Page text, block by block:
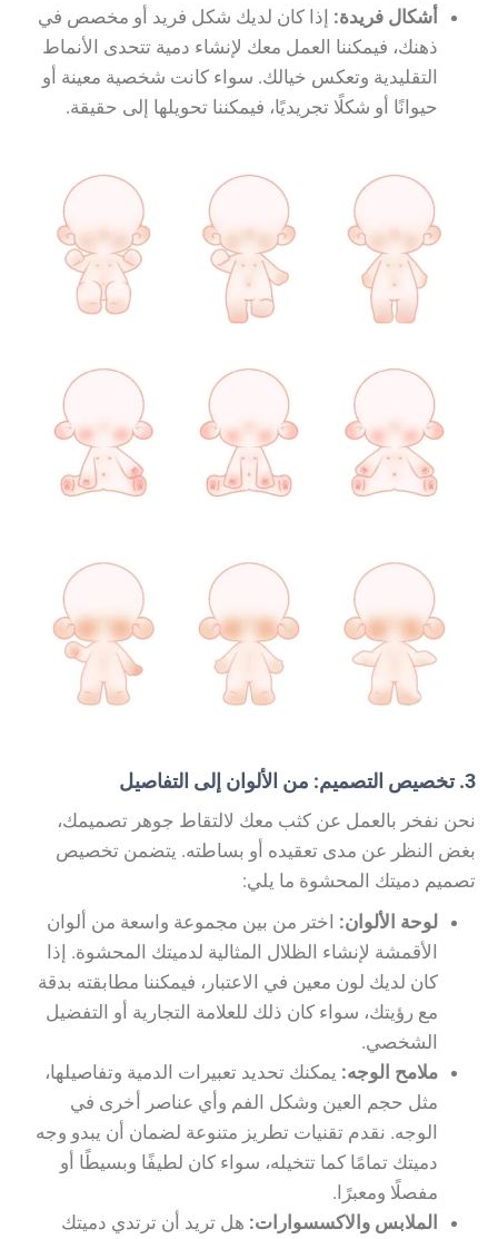
أشكال فريدة: إذا كان لديك شكل فريد أو مخصص في
ذهنك، فيمكننا العمل معك لإنشاء دمية تتحدى الأنماط
التقليدية وتعكس خيالك. سواء كانت شخصية معينة أو
حيوانًا أو شكلًا تجريديًا، فيمكننا تحويلها إلى حقيقة.
3. تخصيص التصميم: من الألوان إلى التفاصيل
نحن نفخر بالعمل عن كثب معك لالتقاط جوهر تصميمك،
بغض النظر عن مدى تعقيده أو بساطته. يتضمن تخصيص
تصميم دميتك المحشوة ما يلي:
لوحة الألوان: اختر من بين مجموعة واسعة من ألوان
الأقمشة لإنشاء الظلال المثالية لدميتك المحشوة. إذا
كان لديك لون معين في الاعتبار، فيمكننا مطابقته بدقة
مع رؤيتك، سواء كان ذلك للعلامة التجارية أو التفضيل
الشخصي.
ملامح الوجه: يمكنك تحديد تعبيرات الدمية وتفاصيلها،
مثل حجم العين وشكل الفم وأي عناصر أخرى في
الوجه. نقدم تقنيات تطريز متنوعة لضمان أن يبدو وجه
دميتك تمامًا كما تتخيله، سواء كان لطيفًا وبسيطًا أو
مفصلًا ومعبرًا.
الملابس والاكسسوارات: هل تريد أن ترتدي دميتك